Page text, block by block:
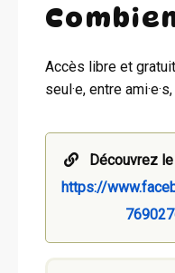
Accès libre et
seul·e, entre
Découvrez
https://